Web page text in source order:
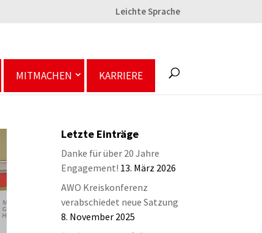
Leichte Sprache
MITMACHEN KARRIERE
Letzte Einträge
Danke für über 20 Jahre
Engagement! 13. März 2026
AWO Kreiskonferenz
verabschiedet neue Satzung
8. November 2025